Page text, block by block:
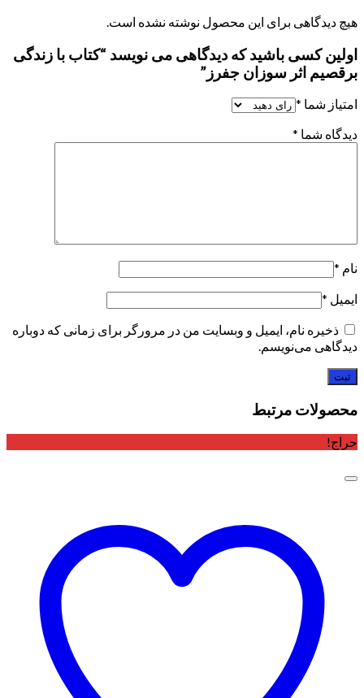
هیچ دیدگاهی برای این محصول نوشته نشده است.
اولین کسی باشید که دیدگاهی می نویسد “کتاب با زندگی
برقصیم اثر سوزان جفرز”
امتیاز شما *
دیدگاه شما *
نام *
ایمیل *
ذخیره نام، ایمیل و وبسایت من در مرورگر برای زمانی که دوباره
دیدگاهی می‌نویسم.
محصولات مرتبط
حراج!